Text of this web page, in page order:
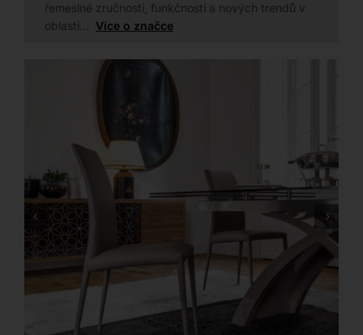
řemeslné zručnosti, funkčnosti a nových trendů v
oblasti… Více o značce